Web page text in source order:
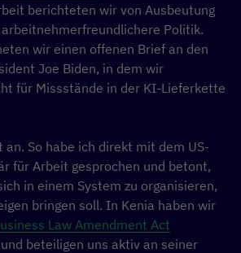
berichteten wir von Ausbeutung
Politik.
wir einen offenen Brief an den
Joe Biden, in dem wir
für Missstände in der KI-Lieferkette
an. So habe ich direkt mit dem US-
für Arbeit gesprochen und betont,
in einem System zu organisieren,
bringen soll. In Kenia haben wir
Law Amendment Act
beteiligen uns aktiv an seiner